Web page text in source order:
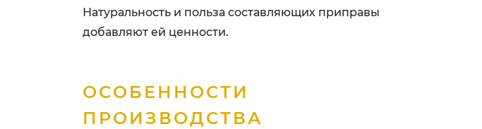
Натуральность и польза составляющих приправы
добавляют ей ценности.
ОСОБЕННОСТИ
ПРОИЗВОДСТВА